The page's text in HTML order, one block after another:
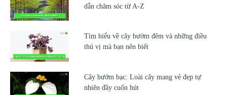
dẫn chăm sóc từ A-Z
Tìm hiểu về cây bướm đêm và những điều
thú vị mà bạn nên biết
Cây bướm bạc: Loài cây mang vẻ đẹp tự
nhiên đầy cuốn hút